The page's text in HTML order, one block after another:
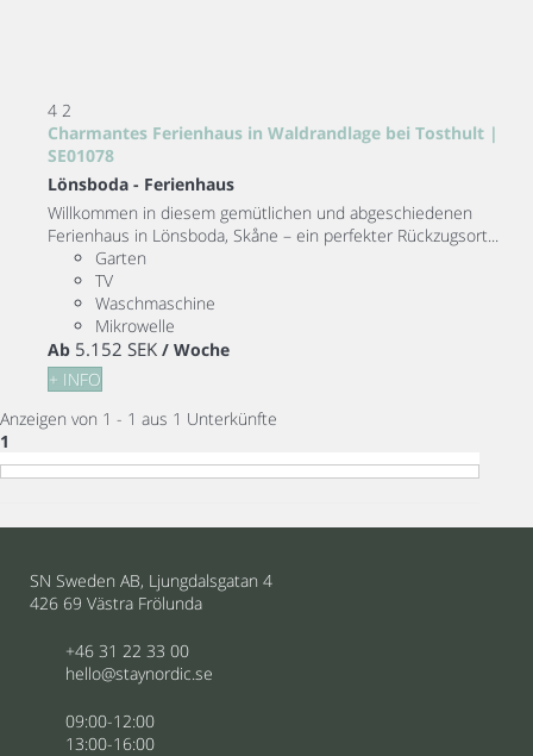
4 2
Charmantes Ferienhaus in Waldrandlage bei Tosthult |
SE01078
Lönsboda - Ferienhaus
Willkommen in diesem gemütlichen und abgeschiedenen
Ferienhaus in Lönsboda, Skåne – ein perfekter Rückzugsort...
Garten
TV
Waschmaschine
Mikrowelle
Ab 5.152 SEK / Woche
+ INFO
Anzeigen von 1 - 1 aus 1 Unterkünfte
1
SN Sweden AB, Ljungdalsgatan 4
426 69 Västra Frölunda
+46 31 22 33 00
hello@staynordic.se
09:00-12:00
13:00-16:00